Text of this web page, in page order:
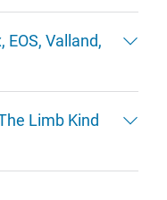
EOS, Valland,
Limb Kind